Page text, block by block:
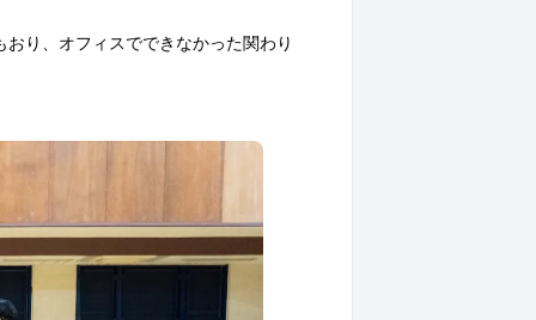
り、オフィスでできなかった関わり